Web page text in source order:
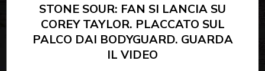
STONE SOUR: FAN SI LANCIA SU
COREY TAYLOR. PLACCATO SUL
PALCO DAI BODYGUARD. GUARDA
IL VIDEO